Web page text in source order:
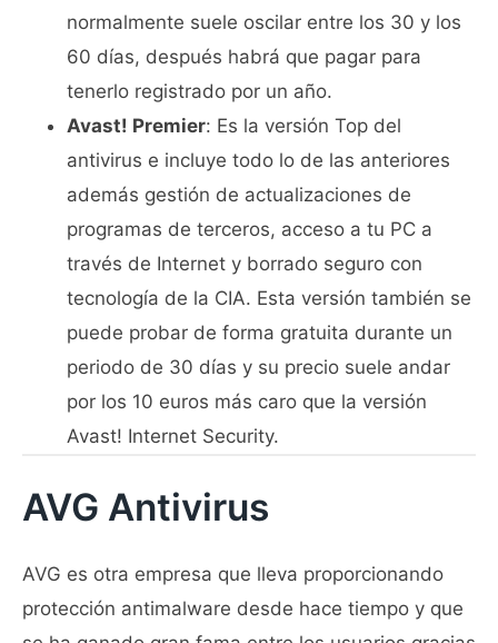
normalmente suele oscilar entre los 30 y los
60 días, después habrá que pagar para
tenerlo registrado por un año.
Avast! Premier: Es la versión Top del
antivirus e incluye todo lo de las anteriores
además gestión de actualizaciones de
programas de terceros, acceso a tu PC a
través de Internet y borrado seguro con
tecnología de la CIA. Esta versión también se
puede probar de forma gratuita durante un
periodo de 30 días y su precio suele andar
por los 10 euros más caro que la versión
Avast! Internet Security.
AVG Antivirus
AVG es otra empresa que lleva proporcionando
protección antimalware desde hace tiempo y que